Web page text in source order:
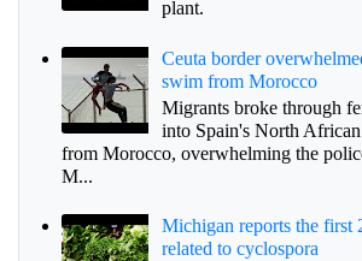
plant.
Ceuta border
swim from Morocco
Migrants broke through
into Spain's North
from Morocco, overwhelming the
M...
Michigan reports the first
related to cyclospora